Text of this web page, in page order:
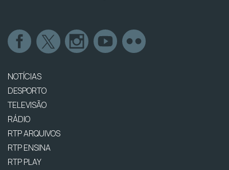
NOTÍCIAS
DESPORTO
TELEVISÃO
RÁDIO
RTP ARQUIVOS
RTP ENSINA
RTP PLAY